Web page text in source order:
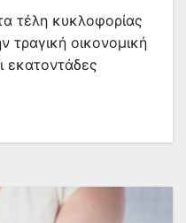
τέλη κυκλοφορίας
τραγική οικονομική
εκατοντάδες